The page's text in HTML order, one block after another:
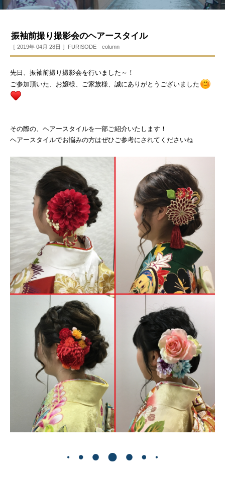
振袖前撮り撮影会のヘアースタイル
［ 2019年 04月 28日 ］ FURISODE column
先日、振袖前撮り撮影会を行いました～！
ご参加頂いた、お嬢様、ご家族様、誠にありがとうございました
その際の、ヘアースタイルを一部ご紹介いたします！
ヘアースタイルでお悩みの方はぜひご参考にされてくださいね